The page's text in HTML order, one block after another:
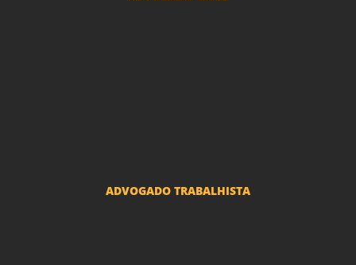
ADVOGADO TRABALHISTA